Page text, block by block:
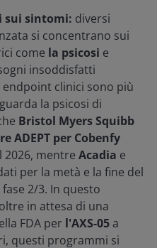
sui sintomi: diversi
si concentrano sui
come la psicosi e
insoddisfatti
clinici sono più
la psicosi di
Bristol Myers Squibb
ADEPT per Cobenfy
2026, mentre Acadia e
per la metà e la fine del
2/3. In questo
in attesa di una
FDA per l'AXS-05a
questi programmi si